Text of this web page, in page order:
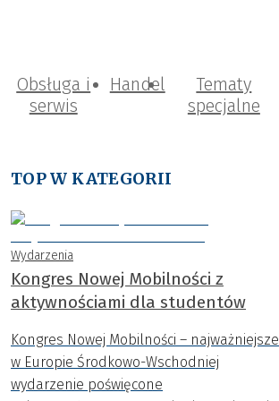
Obsługa i
serwis
Handel
Tematy
specjalne
TOP W KATEGORII
Wydarzenia
Kongres Nowej Mobilności z
aktywnościami dla studentów
Kongres Nowej Mobilności – najważniejsze
w Europie Środkowo-Wschodniej
wydarzenie poświęcone